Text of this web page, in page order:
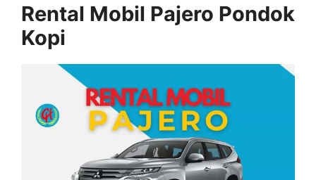
Rental Mobil Pajero Pondok
Kopi